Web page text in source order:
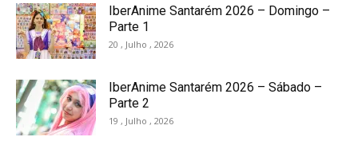
IberAnime Santarém 2026 – Domingo –
Parte 1
20 , Julho , 2026
IberAnime Santarém 2026 – Sábado –
Parte 2
19 , Julho , 2026